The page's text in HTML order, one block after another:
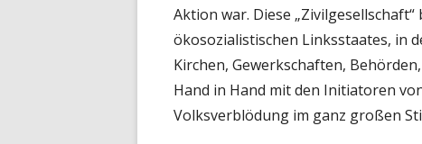
Aktion war. Diese
ökosozialistischen Linksstaates, in
Kirchen, Gewerkschaften,
Hand in Hand mit den Initiatoren
Volksverblödung im ganz großen